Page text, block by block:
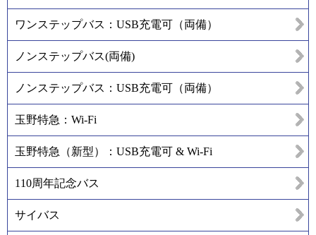
ワンステップバス：USB充電可（両備）
ノンステップバス(両備)
ノンステップバス：USB充電可（両備）
玉野特急：Wi-Fi
玉野特急（新型）：USB充電可 & Wi-Fi
110周年記念バス
サイバス